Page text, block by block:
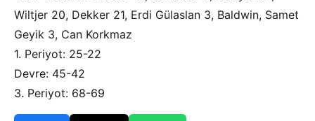
Wiltjer 20, Dekker 21, Erdi Gülaslan 3, Baldwin, Samet
Geyik 3, Can Korkmaz
1. Periyot: 25-22
Devre: 45-42
3. Periyot: 68-69